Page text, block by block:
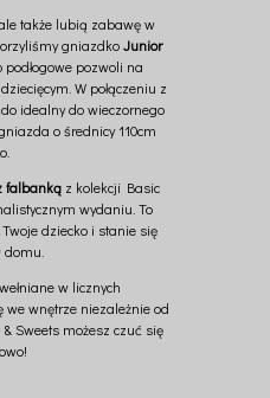
także lubią zabawę w
gniazdkoJunior
pozwoli na
W połączeniu z
idealny do wieczornego
o średnicy 110cm
falbankąz kolekcji Basic
wydaniu. To
dziecko i stanie się
domu.
w licznych
we wnętrze niezależnie od
Sweets możesz czuć się